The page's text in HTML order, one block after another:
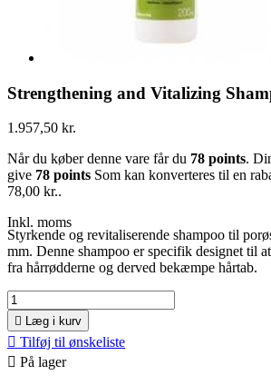
Strengthening and Vitalizing
1.957,50 kr.
Når du køber denne vare får du 78 points.
give 78 points Som kan konverteres til en
78,00 kr..
Inkl. moms
Styrkende og revitaliserende shampoo til
mm. Denne shampoo er specifik designet til
fra hårrødderne og derved bekæmpe hårtab.
 Læg i kurv
 Tilføj til ønskeliste
 På lager